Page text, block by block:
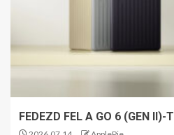
FEDEZD FEL A GO 6 (GEN II)-T